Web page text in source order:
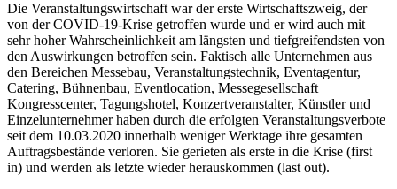
Die Veranstaltungswirtschaft war der erste Wirtschaftszweig, der
von der COVID-19-Krise getroffen wurde und er wird auch mit
sehr hoher Wahrscheinlichkeit am längsten und tiefgreifendsten von
den Auswirkungen betroffen sein. Faktisch alle Unternehmen aus
den Bereichen Messebau, Veranstaltungstechnik, Eventagentur,
Catering, Bühnenbau, Eventlocation, Messegesellschaft
Kongresscenter, Tagungshotel, Konzertveranstalter, Künstler und
Einzelunternehmer haben durch die erfolgten Veranstaltungsverbote
seit dem 10.03.2020 innerhalb weniger Werktage ihre gesamten
Auftragsbestände verloren. Sie gerieten als erste in die Krise (first
in) und werden als letzte wieder herauskommen (last out).